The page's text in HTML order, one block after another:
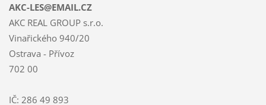
AKC-LES@EMAIL.CZ
AKC REAL GROUP s.r.o.
Vinařického 940/20
Ostrava - Přívoz
702 00
IČ: 286 49 893